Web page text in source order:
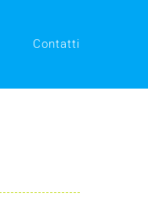
Contatti